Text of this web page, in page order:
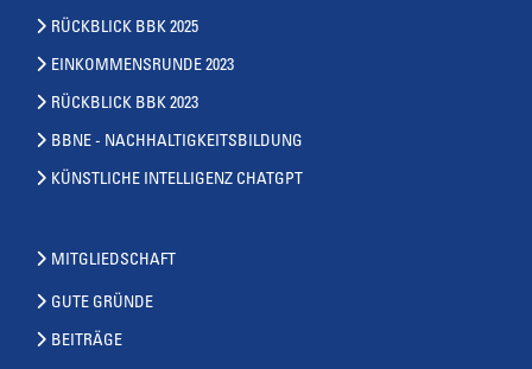
RÜCKBLICK BBK 2025
EINKOMMENSRUNDE 2023
RÜCKBLICK BBK 2023
BBNE - NACHHALTIGKEITSBILDUNG
KÜNSTLICHE INTELLIGENZ CHATGPT
MITGLIEDSCHAFT
GUTE GRÜNDE
BEITRÄGE